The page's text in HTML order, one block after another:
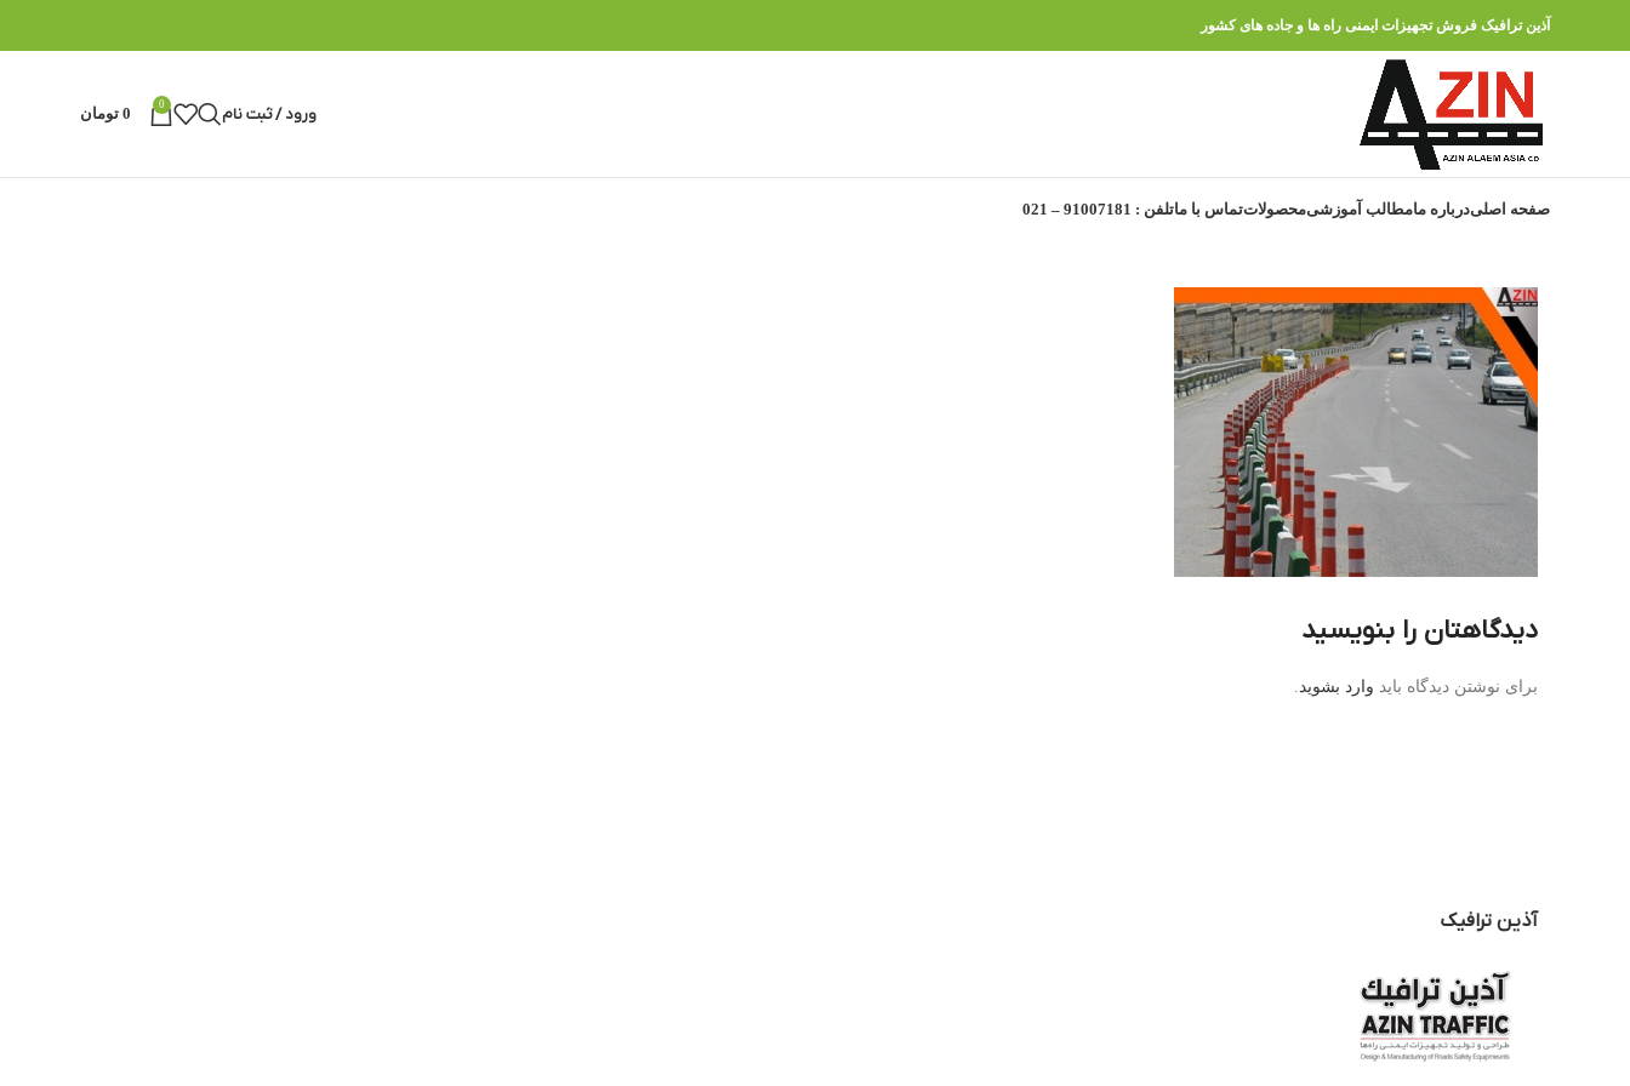
آذین ترافیک فروش تجهیزات ایمنی راه ها و جاده های کشور
ورود / ثبت نام 0
0 تومان
صفحه اصلیدرباره مامطالب آموزشیمحصولاتتماس با ماتلفن : 91007181 – 021
دیدگاهتان را بنویسید
برای نوشتن دیدگاه باید وارد بشوید.
آذین ترافیک